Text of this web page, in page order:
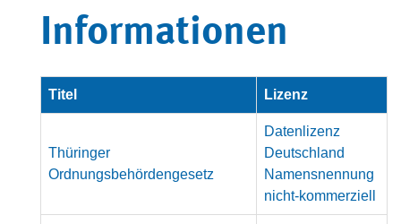
Informationen
Titel Lizenz
Thüringer
Ordnungsbehördengesetz
Datenlizenz
Deutschland
Namensnennung
nicht-kommerziell